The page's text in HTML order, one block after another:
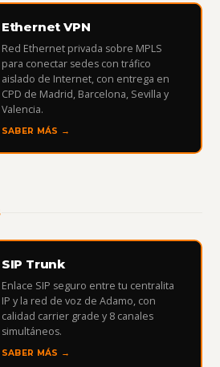
Ethernet VPN
Red Ethernet privada sobre MPLS
para conectar sedes con tráfico
aislado de Internet, con entrega en
CPD de Madrid, Barcelona, Sevilla y
Valencia.
SABER MÁS →
SIP Trunk
Enlace SIP seguro entre tu centralita
IP y la red de voz de Adamo, con
calidad carrier grade y 8 canales
simultáneos.
SABER MÁS →